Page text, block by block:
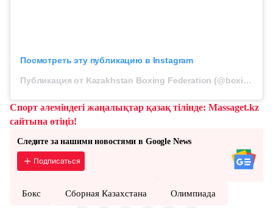
Посмотреть эту публикацию в Instagram
Публикация от Kazakhstan Boxing Federation (@boxingkazakhstan)
Спорт әлеміндегі жаңалықтар қазақ тілінде: Massaget.kz
сайтына өтіңіз!
Следите за нашими новостями в Google News
Подписаться
Бокс Сборная Казахстана Олимпиада